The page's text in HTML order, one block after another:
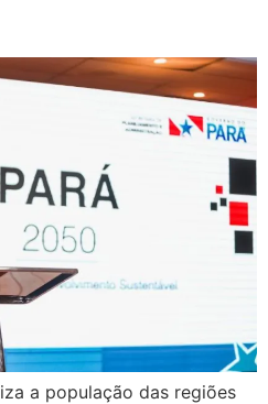
a população das regiões